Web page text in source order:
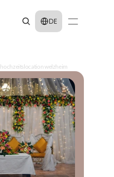
Select Language
DE
hochzeitslocation welzheim